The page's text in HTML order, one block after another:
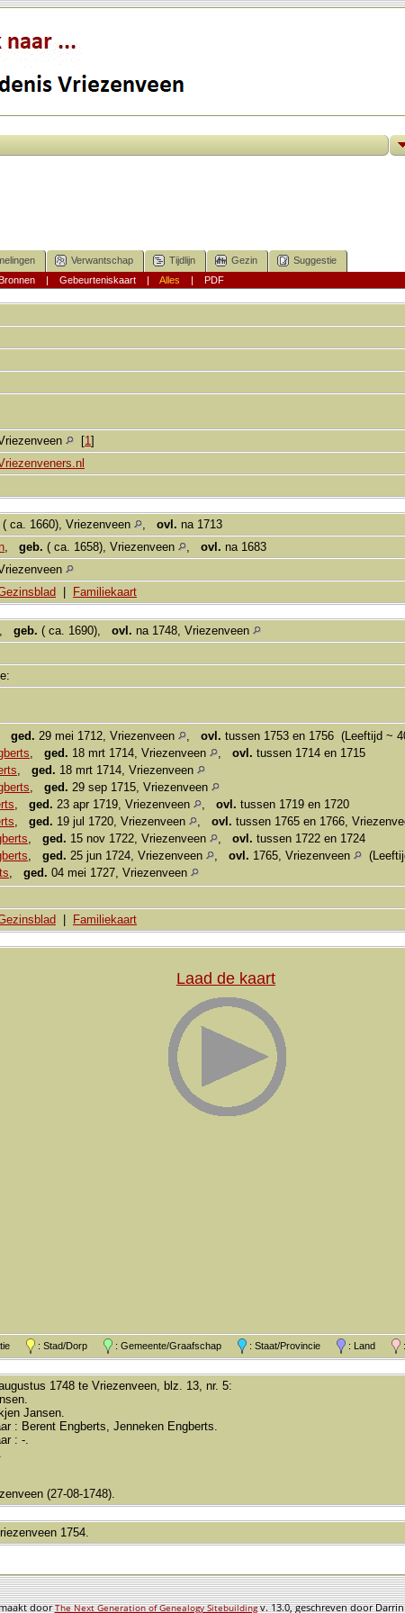
Verwantschap Tijdlijn Gezin
Suggestie
| Gebeurteniskaart| Alles | PDF
[1]
( ca. 1660), Vriezenveen , ovl. na 1713
, geb. ( ca. 1658), Vriezenveen , ovl. na 1683
Familiekaart
, geb. ( ca. 1690), ovl. na 1748, Vriezenveen
ged. 29 mei 1712, Vriezenveen , ovl. tussen 1753 en 1756 (Leeftijd ~
, ged. 18 mrt 1714, Vriezenveen , ovl. tussen 1714 en 1715
, ged. 18 mrt 1714, Vriezenveen
, ged. 29 sep 1715, Vriezenveen
, ged. 23 apr 1719, Vriezenveen , ovl. tussen 1719 en 1720
, ged. 19 jul 1720, Vriezenveen , ovl. tussen 1765 en 1766,
, ged. 15 nov 1722, Vriezenveen , ovl. tussen 1722 en 1724
, ged. 25 jun 1724, Vriezenveen , ovl. 1765, Vriezenveen
, ged. 04 mei 1727, Vriezenveen
Familiekaart
Laad de kaart
: Stad/Dorp : Gemeente/Graafschap : Staat/Provincie : Land
1748 te Vriezenveen, blz. 13, nr. 5:
Jansen.
: Berent Engberts, Jenneken Engberts.
: -.
(27-08-1748).
1754.
doorThe Next Generation of Genealogy Sitebuildingv. 13.0, geschreven door